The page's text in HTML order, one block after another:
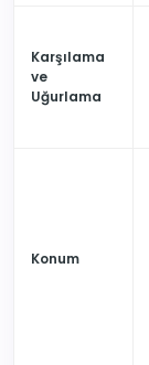
Karşılama
ve
Uğurlama
Konum